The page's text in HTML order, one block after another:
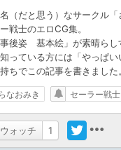
（だと思う）なサークル「
戦士のエロCG集。
後姿　基本絵」が素晴ら
っている方には「やっぱ
ちでこの記事を書きました。
ウォッチ 1
なおみき セーラー戦士